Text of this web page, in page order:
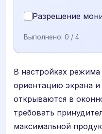
Разрешение
Выполнено: 0 / 4
В настройках
ориентацию экрана
открываются в
требовать
максимальной